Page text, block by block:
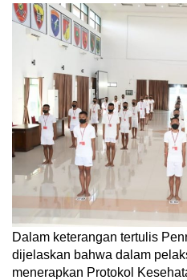
Dalam keterangan tertulis
dijelaskan bahwa dalam
menerapkan Protokol